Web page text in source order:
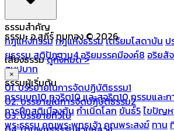
ธรรมสำคัญ
กฎแห่งกรรมกฎแห่งธรรมเตรียมโสดาบัน ป
ยธรรมสติปัฏฐาน4อริยมรรคมีองค์8 อริยสั
สมุปบาท
ธรรมผู้เริ่มต้น
กรรมบถ10 ทุจริต10 และสุจริต10กรรมและก
การฝึกสติเบื้องต้นกำเนิดโลกขันธ์5ไขปัญห
พระธรรมคุณพระพุทธเจ้าคุณพระสงฆ์ ทาน
ธรรมะ อ.สุภีร์ ทุมทอง © 2026
เสียงธรรมดูทั้งหมด >
×
01. บรรยายในการจัดปฏิบัติธรรม1
02. บรรยายในการจัดปฏิบัติธรรม2
03. บรรยายทั่วไป